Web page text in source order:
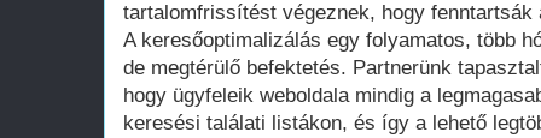
tartalomfrissítést végeznek, hogy fenntartsák
A keresőoptimalizálás egy folyamatos, több
de megtérülő befektetés. Partnerünk
hogy ügyfeleik weboldala mindig a
keresési találati listákon, és így a lehető